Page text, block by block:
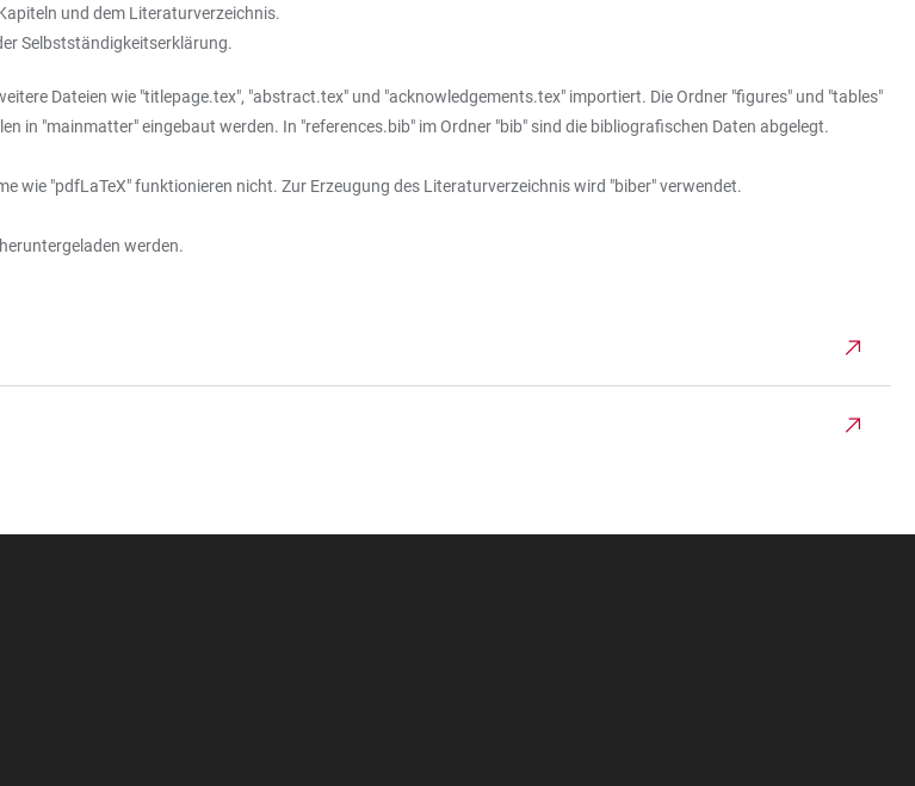
und dem Literaturverzeichnis.
Selbstständigkeitserklärung.
Dateien wie "titlepage.tex", "abstract.tex" und "acknowledgements.tex" importiert. Die Ordner "figures" und "tables"
in "mainmatter" eingebaut werden. In "references.bib" im Ordner "bib" sind die bibliografischen Daten abgelegt.
wie "pdfLaTeX" funktionieren nicht. Zur Erzeugung des Literaturverzeichnis wird "biber" verwendet.
werden.